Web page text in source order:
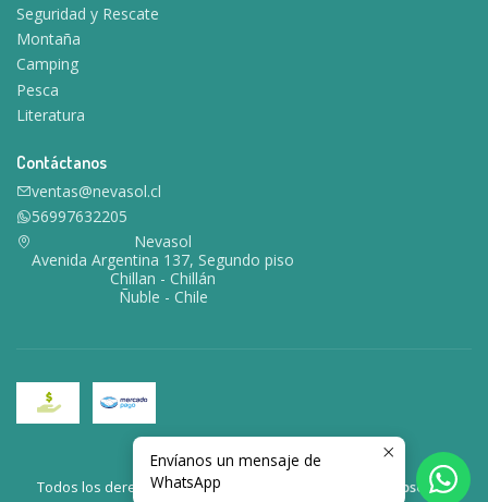
Seguridad y Rescate
Montaña
Camping
Pesca
Literatura
Contáctanos
ventas@nevasol.cl
56997632205
Nevasol
Avenida Argentina 137, Segundo piso
Chillan - Chillán
Ñuble - Chile
2026 Nevasol.
Todos los derechos reservados.
Desarrollado por Jumpseller.
Envíanos un mensaje de
WhatsApp